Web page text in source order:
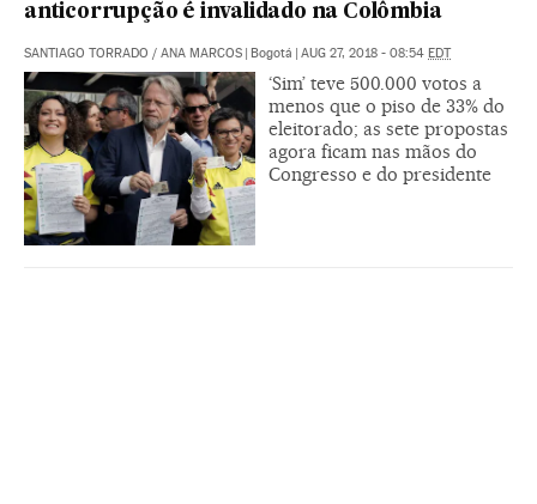
anticorrupção é invalidado na Colômbia
SANTIAGO TORRADO / ANA MARCOS | Bogotá | AUG 27, 2018 - 08:54 EDT
‘Sim’ teve 500.000 votos a
menos que o piso de 33% do
eleitorado; as sete propostas
agora ficam nas mãos do
Congresso e do presidente